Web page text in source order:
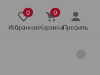
ИзбранноеКорзинаПрофиль